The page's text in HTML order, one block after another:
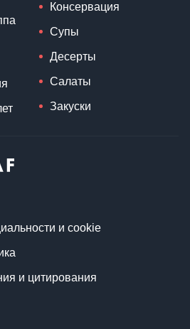
Консервация
Супы
Десерты
Салаты
Закуски
и cookie
и цитирования